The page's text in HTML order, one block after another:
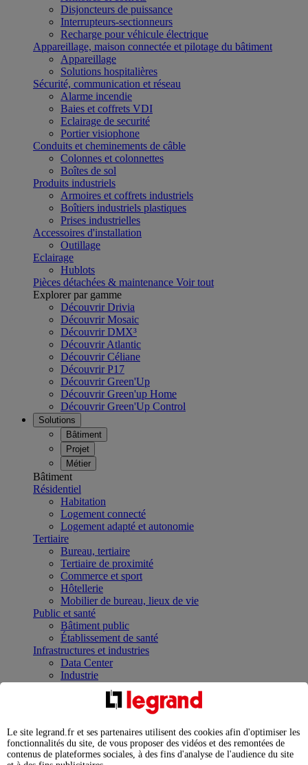
Disjoncteurs de puissance
Interrupteurs-sectionneurs
Recharge pour véhicule électrique
Appareillage, maison connectée et pilotage du bâtiment
Appareillage
Solutions hospitalières
Sécurité, communication et réseau
Alarme incendie
Baies et coffrets VDI
Eclairage de securité
Portier visiophone
Conduits et cheminements de câble
Colonnes et colonnettes
Boîtes de sol
Produits industriels
Armoires et coffrets industriels
Boîtiers industriels plastiques
Prises industrielles
Accessoires d'installation
Outillage
Eclairage
Hublots
Pièces détachées & maintenance Voir tout
Explorer par gamme
Découvrir Drivia
Découvrir Mosaic
Découvrir DMX³
Découvrir Atlantic
Découvrir Céliane
Découvrir P17
Découvrir Green'Up
Découvrir Green'up Home
Découvrir Green'Up Control
Solutions
Bâtiment
Projet
Métier
Bâtiment
Résidentiel
Habitation
Logement connecté
Logement adapté et autonomie
Tertiaire
Bureau, tertiaire
Tertiaire de proximité
Commerce et sport
Hôtellerie
Mobilier de bureau, lieux de vie
Public et santé
Bâtiment public
Établissement de santé
Infrastructures et industries
Data Center
Industrie
Infrastructures
Contrôler et planifier le fonctionnement des appareils
Répartir et optimiser son tableau électrique
Legrand Data Center Solutions : concentrer les
expertises au service de vos performances
Le site legrand.fr et ses partenaires utilisent des cookies afin d'optimiser les
fonctionnalités du site, de vous proposer des vidéos et des remontées de
contenus de plateformes sociales, à des fins d'analyse de l'audience du site